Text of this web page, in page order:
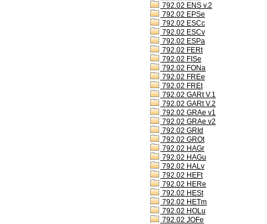
792.02 ENS v.2
792.02 EPSe
792.02 ESCc
792.02 ESCv
792.02 ESPa
792.02 FERt
792.02 FISe
792.02 FONa
792.02 FREe
792.02 FREt
792.02 GARt V.1
792.02 GARt V.2
792.02 GRAe v1
792.02 GRAe v2
792.02 GRId
792.02 GROt
792.02 HAGr
792.02 HAGu
792.02 HALv
792.02 HEFt
792.02 HERe
792.02 HESt
792.02 HETm
792.02 HOLu
792.02 JOFe